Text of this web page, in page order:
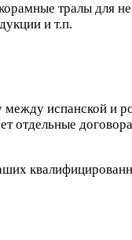
тралы для
и т.п.
между испанской и
отдельные